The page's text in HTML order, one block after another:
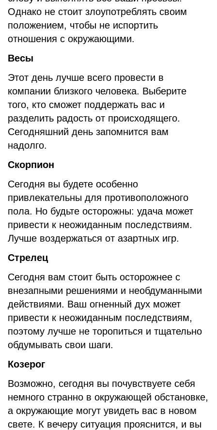
Однако не стоит злоупотреблять своим
положением, чтобы не испортить
отношения с окружающими.
Весы
Этот день лучше всего провести в
компании близкого человека. Выберите
того, кто сможет поддержать вас и
разделить радость от происходящего.
Сегодняшний день запомнится вам
надолго.
Скорпион
Сегодня вы будете особенно
привлекательны для противоположного
пола. Но будьте осторожны: удача может
привести к неожиданным последствиям.
Лучше воздержаться от азартных игр.
Стрелец
Сегодня вам стоит быть осторожнее с
внезапными решениями и необдуманными
действиями. Ваш огненный дух может
привести к неожиданным последствиям,
поэтому лучше не торопиться и тщательно
обдумывать свои шаги.
Козерог
Возможно, сегодня вы почувствуете себя
немного странно в окружающей обстановке,
а окружающие могут увидеть вас в новом
свете. К вечеру ситуация прояснится, и вы